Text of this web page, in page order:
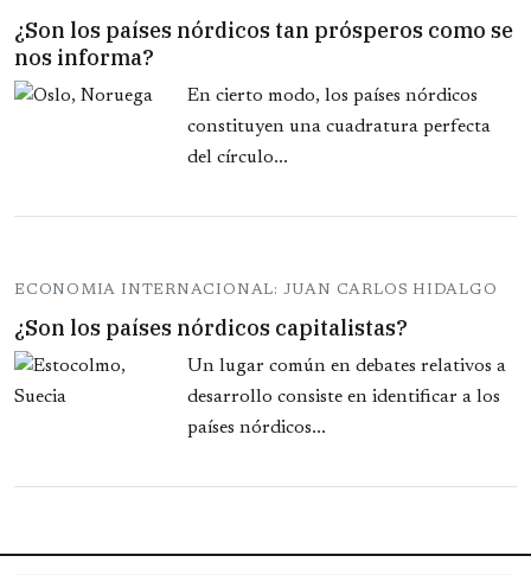
¿Son los países nórdicos tan prósperos como se
nos informa?
En cierto modo, los países nórdicos
constituyen una cuadratura perfecta
del círculo...
ECONOMIA INTERNACIONAL: JUAN CARLOS HIDALGO
¿Son los países nórdicos capitalistas?
Un lugar común en debates relativos a
desarrollo consiste en identificar a los
países nórdicos...